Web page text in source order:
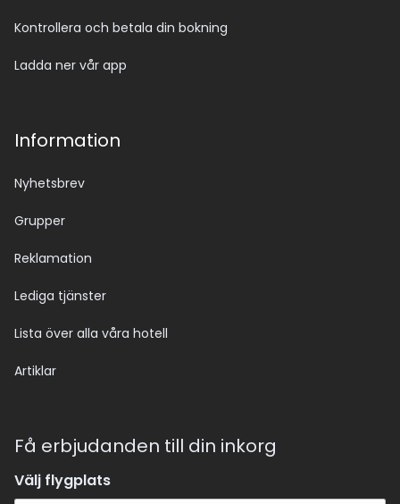
Kontrollera och betala din bokning
Ladda ner vår app
Information
Nyhetsbrev
Grupper
Reklamation
Lediga tjänster
Lista över alla våra hotell
Artiklar
Få erbjudanden till din inkorg
Välj flygplats